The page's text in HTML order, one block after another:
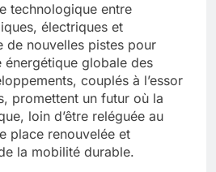
technologique entre
électriques et
de nouvelles pistes pour
énergétique globale des
couplés à l’essor
promettent un futur où la
loin d’être reléguée au
place renouvelée et
la mobilité durable.